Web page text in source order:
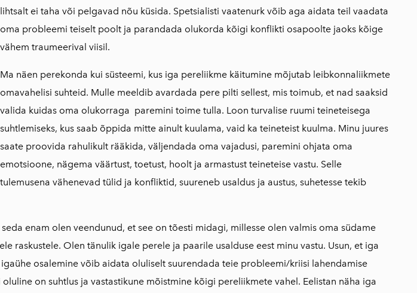
lihtsalt ei taha või pelgavad nõu küsida. Spetsialisti vaatenurk võib aga aidata teil vaadata
oma probleemi teiselt poolt ja parandada olukorda kõigi konflikti osapoolte jaoks kõige
vähem traumeerival viisil.
Ma näen perekonda kui süsteemi, kus iga pereliikme käitumine mõjutab leibkonnaliikmete
omavahelisi suhteid. Mulle meeldib avardada pere pilti sellest, mis toimub, et nad saaksid
valida kuidas oma olukorraga paremini toime tulla. Loon turvalise ruumi teineteisega
suhtlemiseks, kus saab õppida mitte ainult kuulama, vaid ka teineteist kuulma. Minu juures
saate proovida rahulikult rääkida, väljendada oma vajadusi, paremini ohjata oma
emotsioone, nägema väärtust, toetust, hoolt ja armastust teineteise vastu. Selle
tulemusena vähenevad tülid ja konfliktid, suureneb usaldus ja austus, suhetesse tekib
enam olen veendunud, et see on tõesti midagi, millesse olen valmis oma südame
raskustele. Olen tänulik igale perele ja paarile usalduse eest minu vastu. Usun, et iga
osalemine võib aidata oluliselt suurendada teie probleemi/kriisi lahendamise
on suhtlus ja vastastikune mõistmine kõigi pereliikmete vahel. Eelistan näha iga